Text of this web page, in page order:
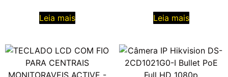
Leia mais Leia mais